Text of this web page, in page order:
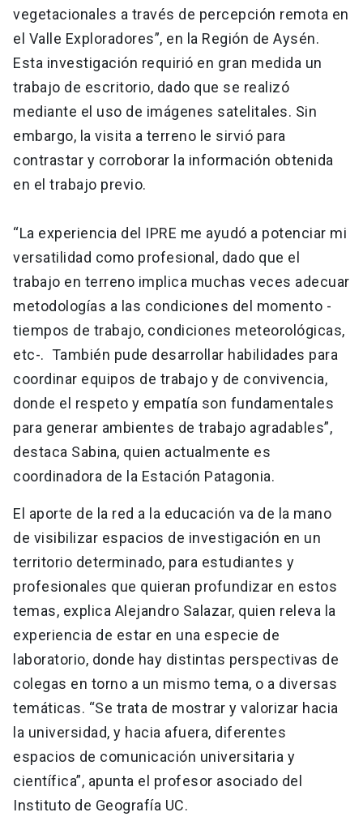
vegetacionales a través de percepción remota en
el Valle Exploradores”, en la Región de Aysén.
Esta investigación requirió en gran medida un
trabajo de escritorio, dado que se realizó
mediante el uso de imágenes satelitales. Sin
embargo, la visita a terreno le sirvió para
contrastar y corroborar la información obtenida
en el trabajo previo.
“La experiencia del IPRE me ayudó a potenciar mi
versatilidad como profesional, dado que el
trabajo en terreno implica muchas veces adecuar
metodologías a las condiciones del momento -
tiempos de trabajo, condiciones meteorológicas,
etc-. También pude desarrollar habilidades para
coordinar equipos de trabajo y de convivencia,
donde el respeto y empatía son fundamentales
para generar ambientes de trabajo agradables”,
destaca Sabina, quien actualmente es
coordinadora de la Estación Patagonia.
El aporte de la red a la educación va de la mano
de visibilizar espacios de investigación en un
territorio determinado, para estudiantes y
profesionales que quieran profundizar en estos
temas, explica Alejandro Salazar, quien releva la
experiencia de estar en una especie de
laboratorio, donde hay distintas perspectivas de
colegas en torno a un mismo tema, o a diversas
temáticas. “Se trata de mostrar y valorizar hacia
la universidad, y hacia afuera, diferentes
espacios de comunicación universitaria y
científica”, apunta el profesor asociado del
Instituto de Geografía UC.